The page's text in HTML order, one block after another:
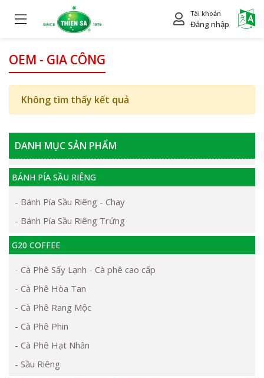
Tài khoản
Đăng nhập
OEM - GIA CÔNG
Không tìm thấy kết quả
DANH MỤC SẢN PHẨM
BÁNH PÍA SẦU RIÊNG
- Bánh Pía Sầu Riêng - Chay
- Bánh Pía Sầu Riêng Trứng
G20 COFFEE
- Cà Phê Sấy Lạnh - Cà phê cao cấp
- Cà Phê Hòa Tan
- Cà Phê Rang Mộc
- Cà Phê Phin
- Cà Phê Hạt Nhân
- Sầu Riêng